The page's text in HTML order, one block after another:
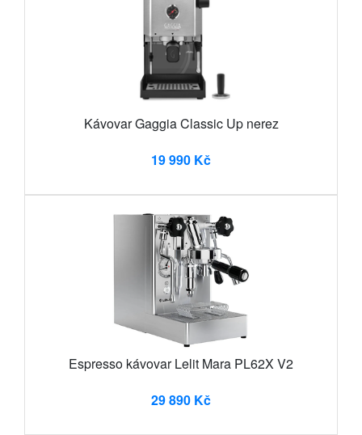
Kávovar Gaggia Classic Up nerez
19 990 Kč
Espresso kávovar Lelit Mara PL62X V2
29 890 Kč